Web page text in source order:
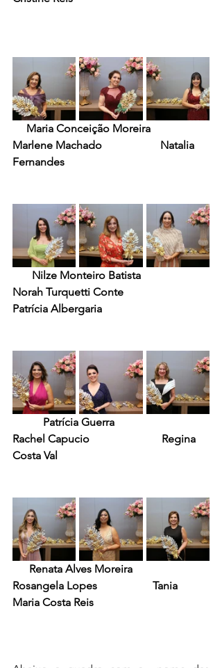
Marlene Machado                     Natalia
Fernandes
    Nilze Monteiro Batista
Norah Turquetti Conte
Patrícia Albergaria
    Patrícia Guerra
Rachel Capucio                          Regina
Costa Val
Rosangela Lopes                    Tania
Maria Costa Reis